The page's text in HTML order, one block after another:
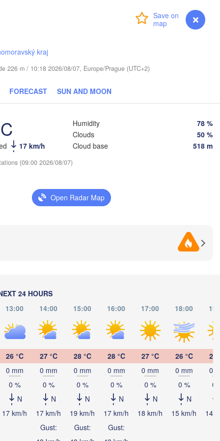
myVentusky Forecast
kraj
226 m / 10:18 2026/08/07, Europe/Prague (UTC+2)
FORECAST SUN AND MOON
17 km/h
Humidity
78 %
Clouds
50 %
Cloud base
518 m
(09:00 2026/08/07)
Open Radar Map
24 HOURS
13:00 14:00 15:00 16:00 17:00 18:00
26 °C
0 mm
0 %
N
17 km/h
27 °C
0 mm
0 %
N
17 km/h
Gust:
28 °C
0 mm
0 %
N
19 km/h
Gust:
28 °C
0 mm
0 %
N
17 km/h
Gust:
27 °C
0 mm
0 %
N
18 km/h
26 °C
0 mm
0 %
N
15 km/h
25
0
0
14
(Kyiv)
(Homieĺ)
Бабруйск
(Babrujsk)
(Zhytomyr)
Чернігів
Магілёў
(Mahilioŭ)
(Odesa)
Севастополь
(Sevastopol)
Chișinău
Constanța
Galați
(Mykolaiv)
MOLDOVA
(Kursk)
Керчь
(Kerch)
Мелітополь
(Melitopol)